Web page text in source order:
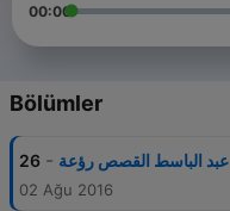
00:00
Bölümler
26 - عبد الباسط القصص رؤعة
02 Ağu 2016